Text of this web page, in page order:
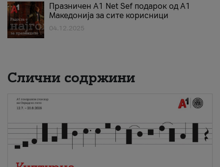
Празничен A1 Net Sеf подарок од А1
Македонија за сите корисници
04.12.2025
Слични содржини